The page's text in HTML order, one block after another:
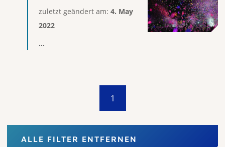
zuletzt geändert am: 4. May
2022
...
1
ALLE FILTER ENTFERNEN